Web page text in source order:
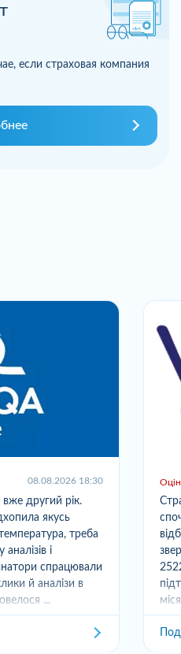
если страховая компания
08.08.2026 18:30
другий рік.
якусь
треба
і
спрацювали
й аналізи в
...